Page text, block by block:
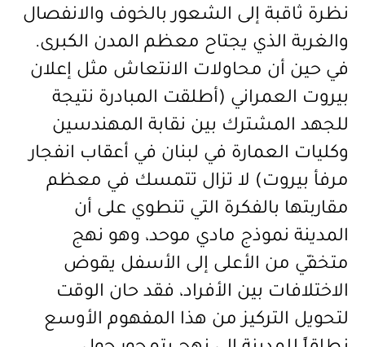
نظرة ثاقبة إلى الشعور بالخوف والانفصال
والغربة الذي يجتاح معظم المدن الكبرى.
في حين أن محاولات الانتعاش مثل إعلان
بيروت العمراني (أطلقت المبادرة نتيجة
للجهد المشترك بين نقابة المهندسين
وكليات العمارة في لبنان في أعقاب انفجار
مرفأ بيروت) لا تزال تتمسك في معظم
مقاربتها بالفكرة التي تنطوي على أن
المدينة نموذج مادي موحد، وهو نهج
متخفّي من الأعلى إلى الأسفل يقوض
الاختلافات بين الأفراد، فقد حان الوقت
لتحويل التركيز من هذا المفهوم الأوسع